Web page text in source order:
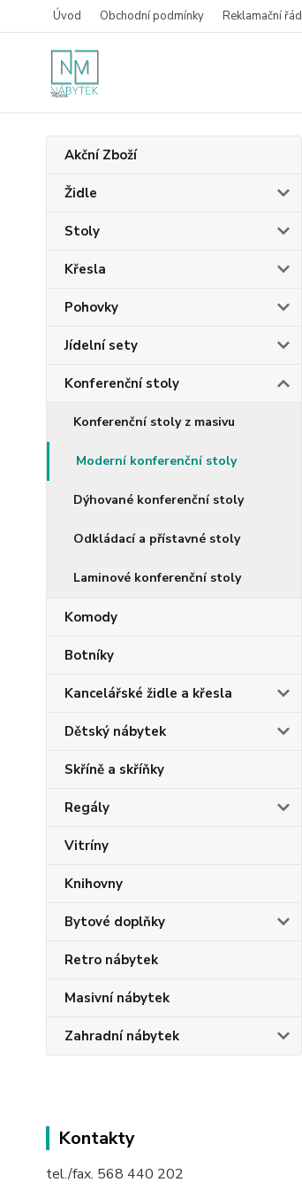
Úvod Obchodní podmínky Reklamační řád
Akční Zboží
Židle
Stoly
Křesla
Pohovky
Jídelní sety
Konferenční stoly
Konferenční stoly z masivu
Moderní konferenční stoly
Dýhované konferenční stoly
Odkládací a přístavné stoly
Laminové konferenční stoly
Komody
Botníky
Kancelářské židle a křesla
Dětský nábytek
Skříně a skříňky
Regály
Vitríny
Knihovny
Bytové doplňky
Retro nábytek
Masivní nábytek
Zahradní nábytek
Kontakty
tel./fax. 568 440 202